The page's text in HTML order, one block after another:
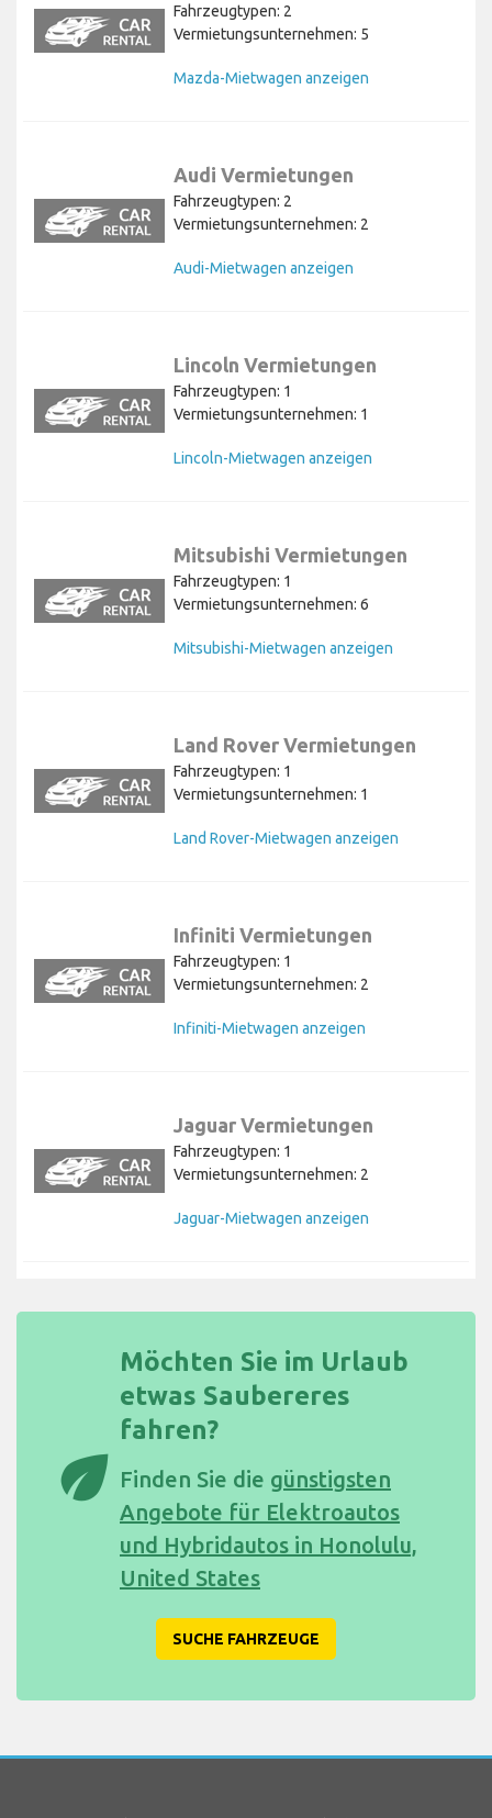
Fahrzeugtypen: 2
Vermietungsunternehmen: 5
Mazda-Mietwagen anzeigen
Audi Vermietungen
Fahrzeugtypen: 2
Vermietungsunternehmen: 2
Audi-Mietwagen anzeigen
Lincoln Vermietungen
Fahrzeugtypen: 1
Vermietungsunternehmen: 1
Lincoln-Mietwagen anzeigen
Mitsubishi Vermietungen
Fahrzeugtypen: 1
Vermietungsunternehmen: 6
Mitsubishi-Mietwagen anzeigen
Land Rover Vermietungen
Fahrzeugtypen: 1
Vermietungsunternehmen: 1
Land Rover-Mietwagen anzeigen
Infiniti Vermietungen
Fahrzeugtypen: 1
Vermietungsunternehmen: 2
Infiniti-Mietwagen anzeigen
Jaguar Vermietungen
Fahrzeugtypen: 1
Vermietungsunternehmen: 2
Jaguar-Mietwagen anzeigen
eco
Möchten Sie im Urlaub
etwas Saubereres
fahren?
Finden Sie die günstigsten
Angebote für Elektroautos
und Hybridautos in Honolulu,
United States
SUCHE FAHRZEUGE